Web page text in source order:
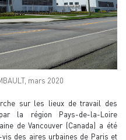
mars 2020
sur les lieux de travail des
la région Pays-de-la-Loire
de Vancouver (Canada) a été
des aires urbaines de Paris et